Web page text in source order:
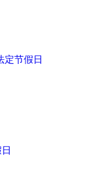
定节假日